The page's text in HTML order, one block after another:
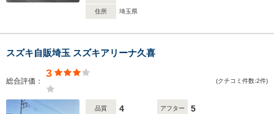
住所 埼玉県
スズキ自販埼玉 スズキアリーナ久喜
総合評価：
3
(クチコミ件数:2件)
品質 4 アフター 5